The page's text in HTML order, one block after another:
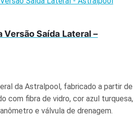
Versão Saída Lateral –
da Astralpool, fabricado a partir de
com fibra de vidro, cor azul turquesa,
e válvula de drenagem.